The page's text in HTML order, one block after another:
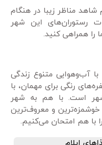
شاهد مناظر زیبا در هنگام
رستوران‌های این شهر
را همراهی کنید.
آب‌و‌هوایی متنوع زندگی
رنگی برای مهمان، با
است. با هم به شهر
خوشمزه‌ترین و معروف‌ترین
را با هم امتحان می‌کنیم.